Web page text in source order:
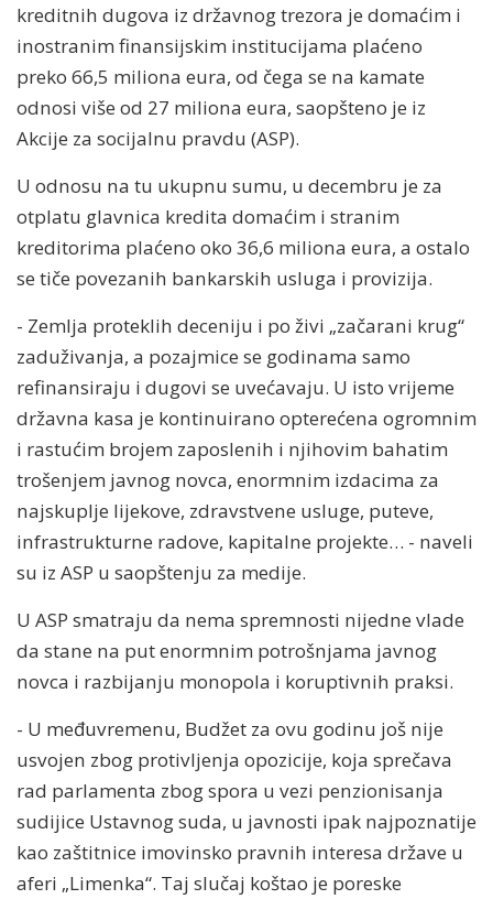
kreditnih dugova iz državnog trezora je domaćim i
inostranim finansijskim institucijama plaćeno
preko 66,5 miliona eura, od čega se na kamate
odnosi više od 27 miliona eura, saopšteno je iz
Akcije za socijalnu pravdu (ASP).
U odnosu na tu ukupnu sumu, u decembru je za
otplatu glavnica kredita domaćim i stranim
kreditorima plaćeno oko 36,6 miliona eura, a ostalo
se tiče povezanih bankarskih usluga i provizija.
- Zemlja proteklih deceniju i po živi „začarani krug“
zaduživanja, a pozajmice se godinama samo
refinansiraju i dugovi se uvećavaju. U isto vrijeme
državna kasa je kontinuirano opterećena ogromnim
i rastućim brojem zaposlenih i njihovim bahatim
trošenjem javnog novca, enormnim izdacima za
najskuplje lijekove, zdravstvene usluge, puteve,
infrastrukturne radove, kapitalne projekte… - naveli
su iz ASP u saopštenju za medije.
U ASP smatraju da nema spremnosti nijedne vlade
da stane na put enormnim potrošnjama javnog
novca i razbijanju monopola i koruptivnih praksi.
- U međuvremenu, Budžet za ovu godinu još nije
usvojen zbog protivljenja opozicije, koja sprečava
rad parlamenta zbog spora u vezi penzionisanja
sudijice Ustavnog suda, u javnosti ipak najpoznatije
kao zaštitnice imovinsko pravnih interesa države u
aferi „Limenka“. Taj slučaj koštao je poreske